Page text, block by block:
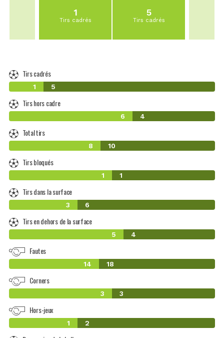
1
Tirs cadrés
5
Tirs cadrés
Tirs cadrés
1 5
Tirs hors cadre
6 4
Total tirs
8 10
Tirs bloqués
1 1
Tirs dans la surface
3 6
Tirs en dehors de la surface
5 4
Fautes
14 18
Corners
3 3
Hors-jeux
1 2